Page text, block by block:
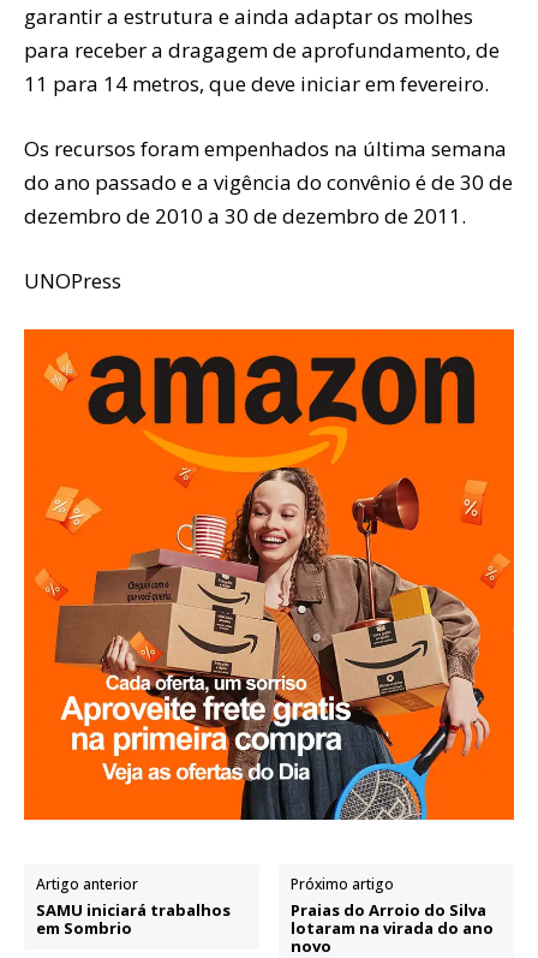
garantir a estrutura e ainda adaptar os molhes
para receber a dragagem de aprofundamento, de
11 para 14 metros, que deve iniciar em fevereiro.
Os recursos foram empenhados na última semana
do ano passado e a vigência do convênio é de 30 de
dezembro de 2010 a 30 de dezembro de 2011.
UNOPress
Artigo anterior
SAMU iniciará trabalhos
em Sombrio
Próximo artigo
Praias do Arroio do Silva
lotaram na virada do ano
novo